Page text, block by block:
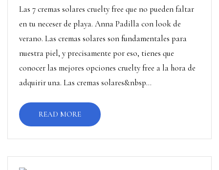
Las 7 cremas solares cruelty free que no pueden faltar
en tu neceser de playa. Anna Padilla con look de
verano. Las cremas solares son fundamentales para
nuestra piel, y precisamente por eso, tienes que
conocer las mejores opciones cruelty free a la hora de
adquirir una. Las cremas solares&nbsp...
READ MORE